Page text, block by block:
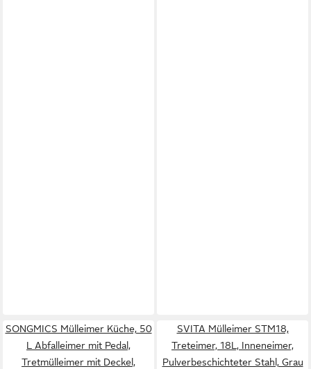
SONGMICS Mülleimer Küche, 50
L Abfalleimer mit Pedal,
Tretmülleimer mit Deckel,
SVITA Mülleimer STM18,
Treteimer, 18L, Inneneimer,
Pulverbeschichteter Stahl, Grau